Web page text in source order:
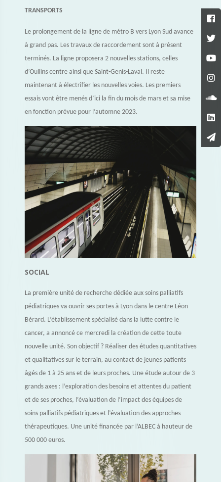
TRANSPORTS
Le prolongement de la ligne de métro B vers Lyon Sud avance
à grand pas. Les travaux de raccordement sont à présent
terminés. La ligne proposera 2 nouvelles stations, celles
d’Oullins centre ainsi que Saint-Genis-Laval. Il reste
maintenant à électrifier les nouvelles voies. Les premiers
essais vont être menés d’ici la fin du mois de mars et sa mise
en fonction prévue pour l’automne 2023.
SOCIAL
La première unité de recherche dédiée aux soins palliatifs
pédiatriques va ouvrir ses portes à Lyon dans le centre Léon
Bérard. L’établissement spécialisé dans la lutte contre le
cancer, a annoncé ce mercredi la création de cette toute
nouvelle unité. Son objectif ? Réaliser des études quantitatives
et qualitatives sur le terrain, au contact de jeunes patients
âgés de 1 à 25 ans et de leurs proches. Une étude autour de 3
grands axes : l’exploration des besoins et attentes du patient
et de ses proches, l’évaluation de l’impact des équipes de
soins palliatifs pédiatriques et l’évaluation des approches
thérapeutiques. Une unité financée par l’ALBEC à hauteur de
500 000 euros.